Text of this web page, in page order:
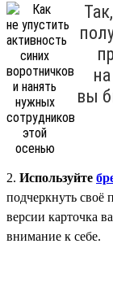
вы
2. Используйте
подчеркнуть своё
версии карточка
внимание к себе.